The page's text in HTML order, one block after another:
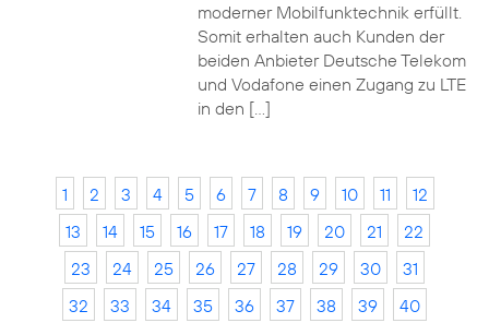
moderner Mobilfunktechnik erfüllt.
Somit erhalten auch Kunden der
beiden Anbieter Deutsche Telekom
und Vodafone einen Zugang zu LTE
in den […]
1 2 3 4 5 6 7 8 9 10 11
12
13
14 15 16 17 18 19 20 21
22
23
24 25 26 27 28 29 30
31
32
33 34 35 36 37 38 39
40